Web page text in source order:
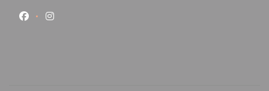
Facebook ((abre numa nova janela))
Instagram ((abre numa nova janela))